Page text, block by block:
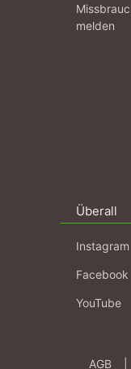
melden
Überall
Instagram
Facebook
YouTube
AGB